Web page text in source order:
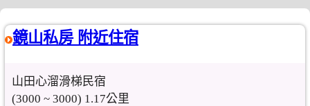
鏡山私房 附近住宿
山田心溜滑梯民宿
(3000 ~ 3000) 1.17公里